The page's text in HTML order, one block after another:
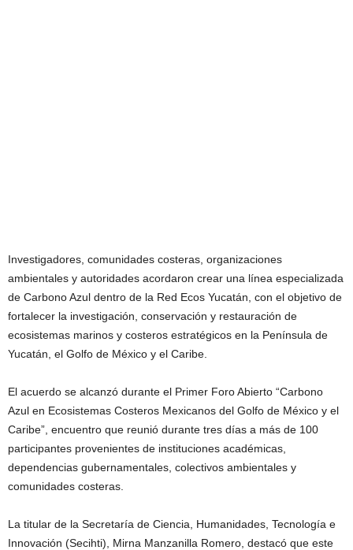
Investigadores, comunidades costeras, organizaciones
ambientales y autoridades acordaron crear una línea especializada
de Carbono Azul dentro de la Red Ecos Yucatán, con el objetivo de
fortalecer la investigación, conservación y restauración de
ecosistemas marinos y costeros estratégicos en la Península de
Yucatán, el Golfo de México y el Caribe.
El acuerdo se alcanzó durante el Primer Foro Abierto “Carbono
Azul en Ecosistemas Costeros Mexicanos del Golfo de México y el
Caribe”, encuentro que reunió durante tres días a más de 100
participantes provenientes de instituciones académicas,
dependencias gubernamentales, colectivos ambientales y
comunidades costeras.
La titular de la Secretaría de Ciencia, Humanidades, Tecnología e
Innovación (Secihti), Mirna Manzanilla Romero, destacó que este